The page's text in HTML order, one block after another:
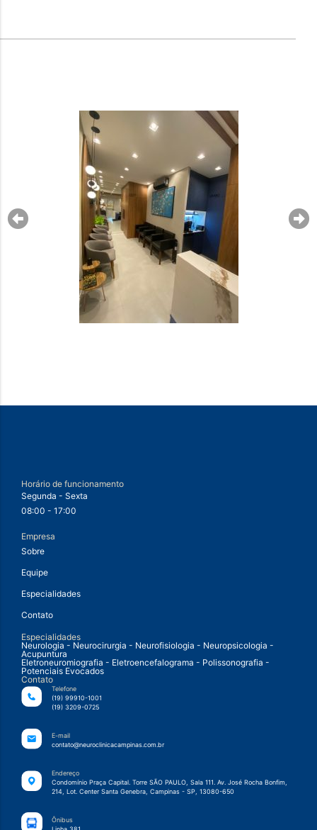
Horário de funcionamento
Segunda - Sexta
08:00 - 17:00
Empresa
Sobre
Equipe
Especialidades
Contato
Especialidades
Neurologia - Neurocirurgia - Neurofisiologia - Neuropsicologia -
Acupuntura
Eletroneuromiografia - Eletroencefalograma - Polissonografia -
Potenciais Evocados
Contato
Telefone
(19) 99910-1001
(19) 3209-0725
E-mail
contato@neuroclinicacampinas.com.br
Endereço
Condomínio Praça Capital. Torre SÃO PAULO, Sala 111. Av. José Rocha Bonfim,
214, Lot. Center Santa Genebra, Campinas - SP, 13080-650
Ônibus